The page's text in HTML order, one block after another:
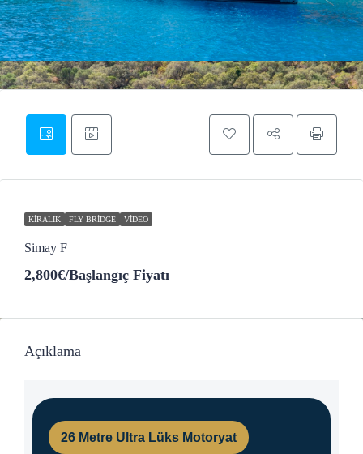
KIRALIK FLY BRIDGE VIDEO
Simay F
2,800€/Başlangıç Fiyatı
Açıklama
26 Metre Ultra Lüks Motoryat